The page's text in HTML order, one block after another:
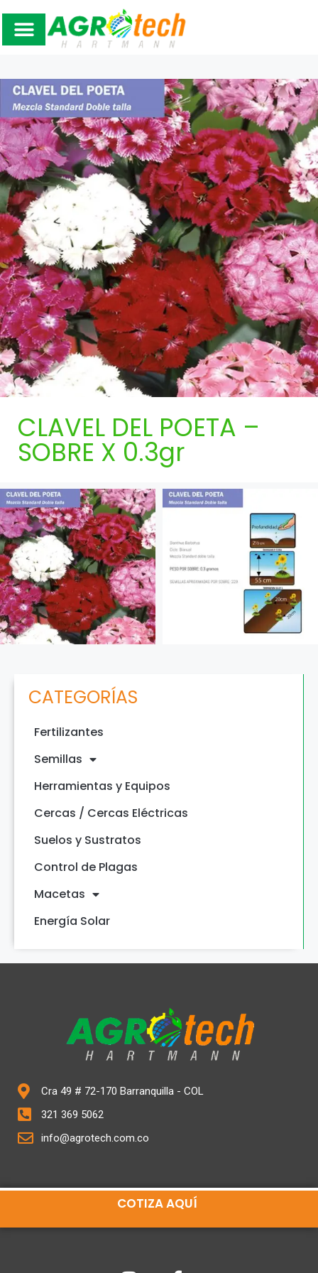
CATEGORÍAS
Fertilizantes
Semillas
Herramientas y Equipos
Cercas / Cercas Eléctricas
Suelos y Sustratos
Control de Plagas
Macetas
Energía Solar
CLAVEL DEL POETA –
SOBRE X 0.3gr
Cra 49 # 72-170 Barranquilla - COL
321 369 5062
info@agrotech.com.co
COTIZA AQUÍ